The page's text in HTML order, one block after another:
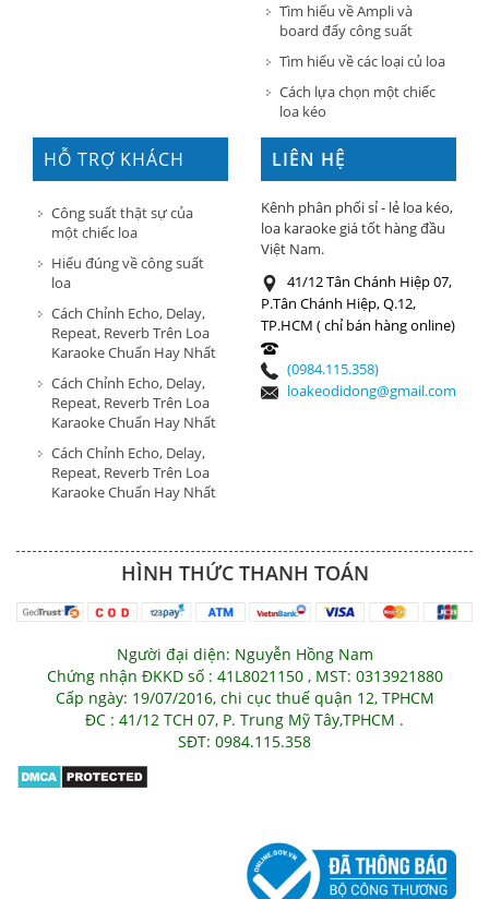
Tìm hiểu về Ampli và
board đẩy công suất
Tìm hiểu về các loại củ loa
Cách lựa chọn một chiếc
loa kéo
HỖ TRỢ KHÁCH
HÀNG
Công suất thật sự của
một chiếc loa
Hiểu đúng về công suất
loa
Cách Chỉnh Echo, Delay,
Repeat, Reverb Trên Loa
Karaoke Chuẩn Hay Nhất
Cách Chỉnh Echo, Delay,
Repeat, Reverb Trên Loa
Karaoke Chuẩn Hay Nhất
Cách Chỉnh Echo, Delay,
Repeat, Reverb Trên Loa
Karaoke Chuẩn Hay Nhất
LIÊN HỆ
Kênh phân phối sỉ - lẻ loa kéo,
loa karaoke giá tốt hàng đầu
Việt Nam.
41/12 Tân Chánh Hiệp 07,
P.Tân Chánh Hiệp, Q.12,
TP.HCM ( chỉ bán hàng online)
(0984.115.358)
loakeodidong@gmail.com
HÌNH THỨC THANH TOÁN
Người đại diện: Nguyễn Hồng Nam
Chứng nhận ĐKKD số : 41L8021150 , MST: 0313921880
Cấp ngày: 19/07/2016, chi cục thuế quận 12, TPHCM
ĐC : 41/12 TCH 07, P. Trung Mỹ Tây,TPHCM .
SĐT: 0984.115.358